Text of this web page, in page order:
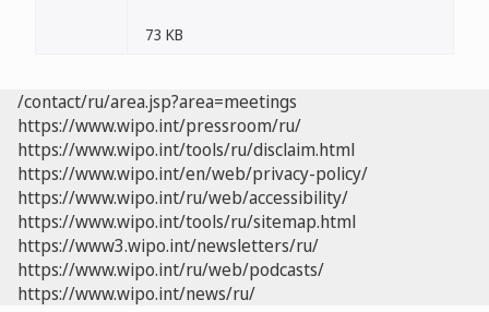
73 KB
/contact/ru/area.jsp?area=meetings
https://www.wipo.int/pressroom/ru/
https://www.wipo.int/tools/ru/disclaim.html
https://www.wipo.int/en/web/privacy-policy/
https://www.wipo.int/ru/web/accessibility/
https://www.wipo.int/tools/ru/sitemap.html
https://www3.wipo.int/newsletters/ru/
https://www.wipo.int/ru/web/podcasts/
https://www.wipo.int/news/ru/